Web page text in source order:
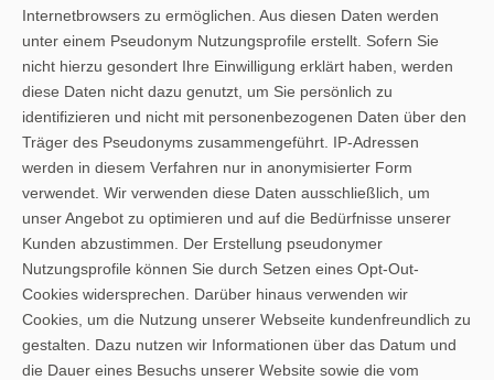
Internetbrowsers zu ermöglichen. Aus diesen Daten werden
unter einem Pseudonym Nutzungsprofile erstellt. Sofern Sie
nicht hierzu gesondert Ihre Einwilligung erklärt haben, werden
diese Daten nicht dazu genutzt, um Sie persönlich zu
identifizieren und nicht mit personenbezogenen Daten über den
Träger des Pseudonyms zusammengeführt. IP-Adressen
werden in diesem Verfahren nur in anonymisierter Form
verwendet. Wir verwenden diese Daten ausschließlich, um
unser Angebot zu optimieren und auf die Bedürfnisse unserer
Kunden abzustimmen. Der Erstellung pseudonymer
Nutzungsprofile können Sie durch Setzen eines Opt-Out-
Cookies widersprechen. Darüber hinaus verwenden wir
Cookies, um die Nutzung unserer Webseite kundenfreundlich zu
gestalten. Dazu nutzen wir Informationen über das Datum und
die Dauer eines Besuchs unserer Website sowie die vom